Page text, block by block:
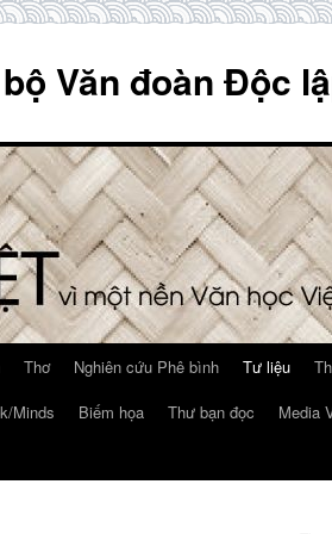
Văn đoàn Độc
Thơ Nghiên cứu Phê bình Tư liệu
Minds Biếm họa Thư bạn đọc Media